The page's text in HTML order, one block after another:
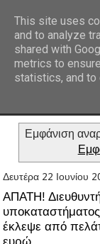
Εμφάνιση
Δευτέρα 22 Ιουνίου
ΑΠΑΤΗ!
έκλεψε από
This site uses
and to analyze
shared with
metrics to
statistics, and to